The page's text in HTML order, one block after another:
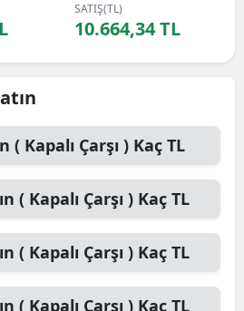
SATIŞ(TL)
10.664,34 TL
( Kapalı Çarşı )Kaç TL
( Kapalı Çarşı )Kaç TL
( Kapalı Çarşı )Kaç TL
( Kapalı Çarşı )Kaç TL